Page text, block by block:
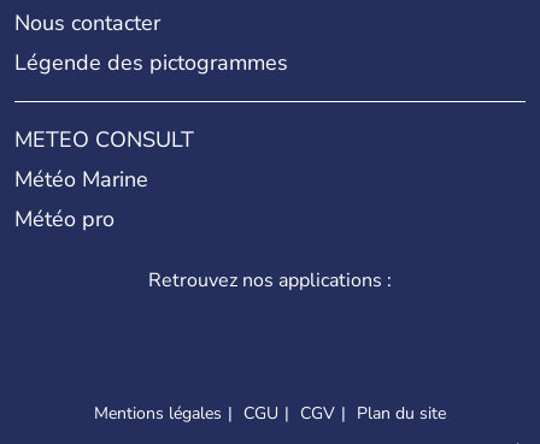
Nous contacter
Légende des pictogrammes
METEO CONSULT
Météo Marine
Météo pro
Retrouvez nos applications :
Mentions légales CGU CGV
Plan du site